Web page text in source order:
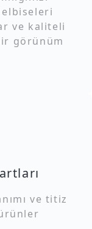
ve kaliteli
görünüm
ve titiz